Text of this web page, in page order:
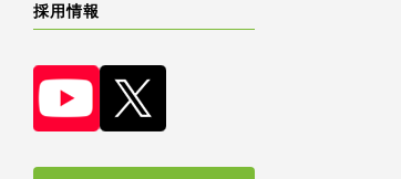
採用情報